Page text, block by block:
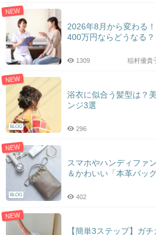
NEW
2026年8月から変わる
400万円ならどうなる？
稲村優貴
1309
NEW
BLOG
浴衣に似合う髪型は？
ンジ3選
296
NEW
BLOG
スマホやハンディファ
＆かわいい「本革バッ
402
NEW
【簡単3ステップ】ガ